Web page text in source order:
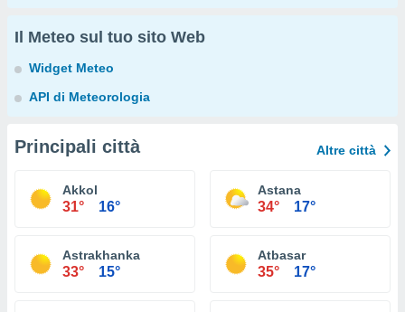
Il Meteo sul tuo sito Web
Widget Meteo
API di Meteorologia
Principali città Altre città
Akkol
31° 16°
Astana
34° 17°
Astrakhanka
33° 15°
Atbasar
35° 17°